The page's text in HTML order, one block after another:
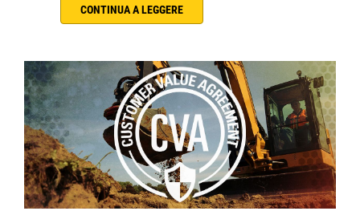
CONTINUA A LEGGERE